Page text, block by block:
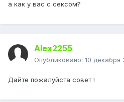
а как у вас с сексом?
Alex2255
Опубликовано: 10 декабря
Дайте пожалуйста совет !